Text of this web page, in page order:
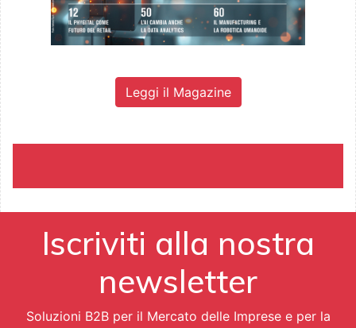
Leggi il Magazine
Iscriviti alla nostra
newsletter
Soluzioni B2B per il Mercato delle Imprese e per la